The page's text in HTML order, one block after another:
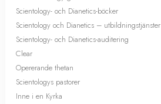
Scientology- och Dianetics-böcker
Scientology och Dianetics – utbildningstjänster
Scientology- och Dianetics-auditering
Clear
Opererande thetan
Scientologys pastorer
Inne i en Kyrka